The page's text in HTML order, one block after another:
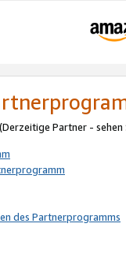
Partner - sehen
des Partnerprogramms